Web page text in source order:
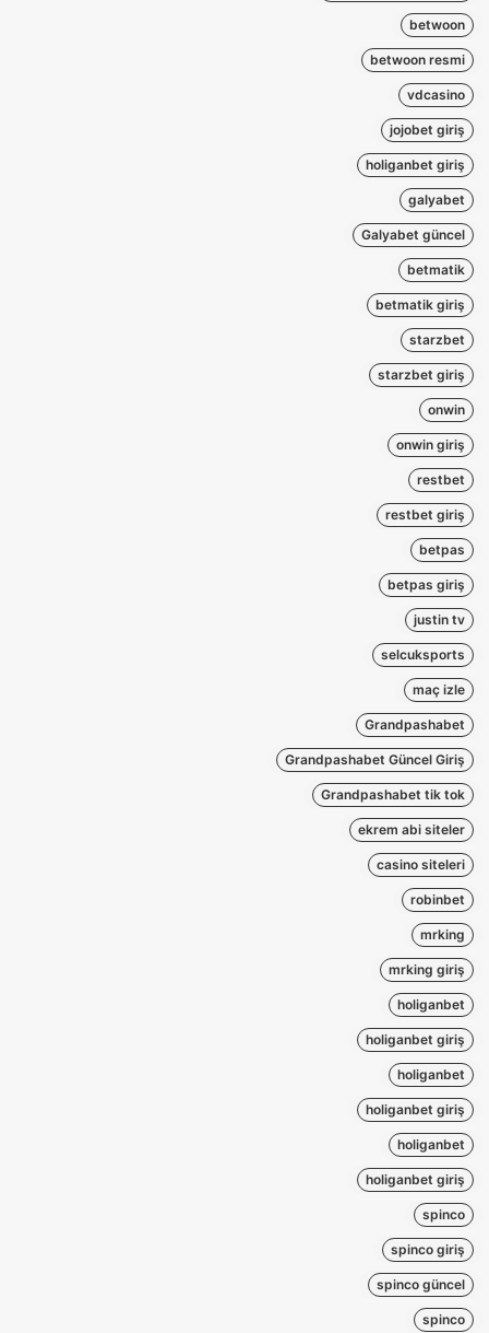
betwoon
betwoon resmi
vdcasino
jojobet giriş
holiganbet giriş
galyabet
Galyabet güncel
betmatik
betmatik giriş
starzbet
starzbet giriş
onwin
onwin giriş
restbet
restbet giriş
betpas
betpas giriş
justin tv
selcuksports
maç izle
Grandpashabet
Grandpashabet Güncel Giriş
Grandpashabet tik tok
ekrem abi siteler
casino siteleri
robinbet
mrking
mrking giriş
holiganbet
holiganbet giriş
holiganbet
holiganbet giriş
holiganbet
holiganbet giriş
spinco
spinco giriş
spinco güncel
spinco